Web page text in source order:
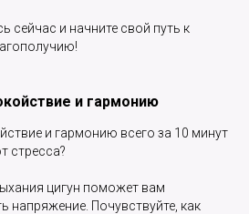
сейчас и начните свой путь к
и гармонию
и гармонию всего за 10 минут
стресса?
цигун поможет вам
напряжение. Почувствуйте, как